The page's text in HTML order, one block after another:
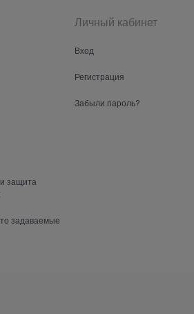
защита
задаваемые
Личный кабинет
Вход
Регистрация
Забыли пароль?